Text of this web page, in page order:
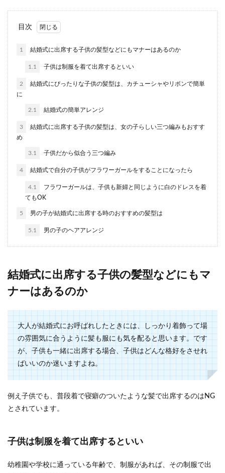
ミングと仕事選びのポイント
は転職を考え...
結婚のめんどくさいを減らそう！親に
挨拶に行くときの準備
結婚の挨拶がめんどくさい…親に挨拶や顔合わせ
た女性の中には、この先の生活をどうしたら良い
従兄弟同士は結婚できるか解説！結婚
のメリットとデメリット
従兄弟同士で恋愛をしている恋人たちの中には、
人もいるので...
モラハラ夫が離婚後もしつこい場合に
目次
1 結婚式に出席する子供の髪型などにもマナーはあるのか
1.1 子供は制服を着て出席するといい
2
結婚式にぴったりな子供の髪型は、カチューシャやリボンで簡単
に
2.1 結婚式の簡単アレンジ
3
結婚式に出席する子供の髪型は、女の子らしい三つ編みもおすす
め
3.1 子供だから似合う三つ編み
4 結婚式で自分の子供がフラワーガールをすることになったら
4.1
フラワーガールは、子供も新婦と同じように白のドレスを着
てもOK
5 男の子が結婚式に出席する時のおすすめの髪型は
5.1 男の子のヘアアレンジ
結婚式に出席する子供の髪型などにもマ
ナーはあるのか
大人が結婚式にお呼ばれしたときには、しっかり着飾って場
の雰囲気に合うように髪も服にも気を配ると思います。です
が、子供も一緒に出席する場合、子供はどんな格好をさせれ
ばいいのか迷いますよね。
例え子供でも、普段着で寝癖のついたような髪で出席するのはNG
とされています。
子供は制服を着て出席するといい
幼稚園や学校に通っている年齢で、制服があれば、その制服で出